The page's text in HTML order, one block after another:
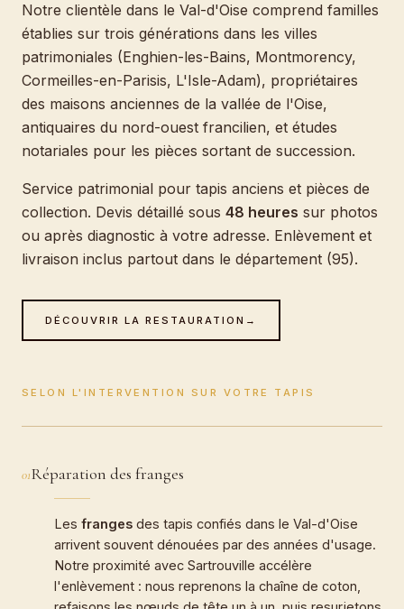
Notre clientèle dans le Val-d'Oise comprend familles
établies sur trois générations dans les villes
patrimoniales (Enghien-les-Bains, Montmorency,
Cormeilles-en-Parisis, L'Isle-Adam), propriétaires
des maisons anciennes de la vallée de l'Oise,
antiquaires du nord-ouest francilien, et études
notariales pour les pièces sortant de succession.
Service patrimonial pour tapis anciens et pièces de
collection. Devis détaillé sous 48 heures sur photos
ou après diagnostic à votre adresse. Enlèvement et
livraison inclus partout dans le département (95).
DÉCOUVRIR LA RESTAURATION →
SELON L'INTERVENTION SUR VOTRE TAPIS
01Réparation des franges
Les franges des tapis confiés dans le Val-d'Oise
arrivent souvent dénouées par des années d'usage.
Notre proximité avec Sartrouville accélère
l'enlèvement : nous reprenons la chaîne de coton,